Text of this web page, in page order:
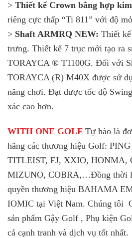
> Thiết kế Crown bằng hợp
riêng cực thấp “Ti 811” với độ
> Shaft ARMRQ NEW: Thiết
trưng. Thiết kế 7 trục mới tạo ra
TORAYCA ® T1100G. Đối với
TORAYCA (R) M40X được sử
năng chơi. Đạt được tốc độ
xác cao hơn.
WITH ONE GOLF Tự hào là
hãng các thương hiệu Golf:
TITLEIST, FJ, XXIO, HONMA,
MIZUNO, COBRA,…Đồng thời
quyền thương hiệu BAHAMA
IOMIC tại Việt Nam. Chúng tôi
sản phẩm Gậy Golf , Phụ kiện
cả cạnh tranh và dịch vụ tốt nhất.